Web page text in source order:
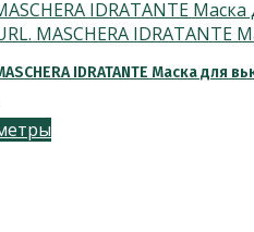
IDRATANTE Маска для